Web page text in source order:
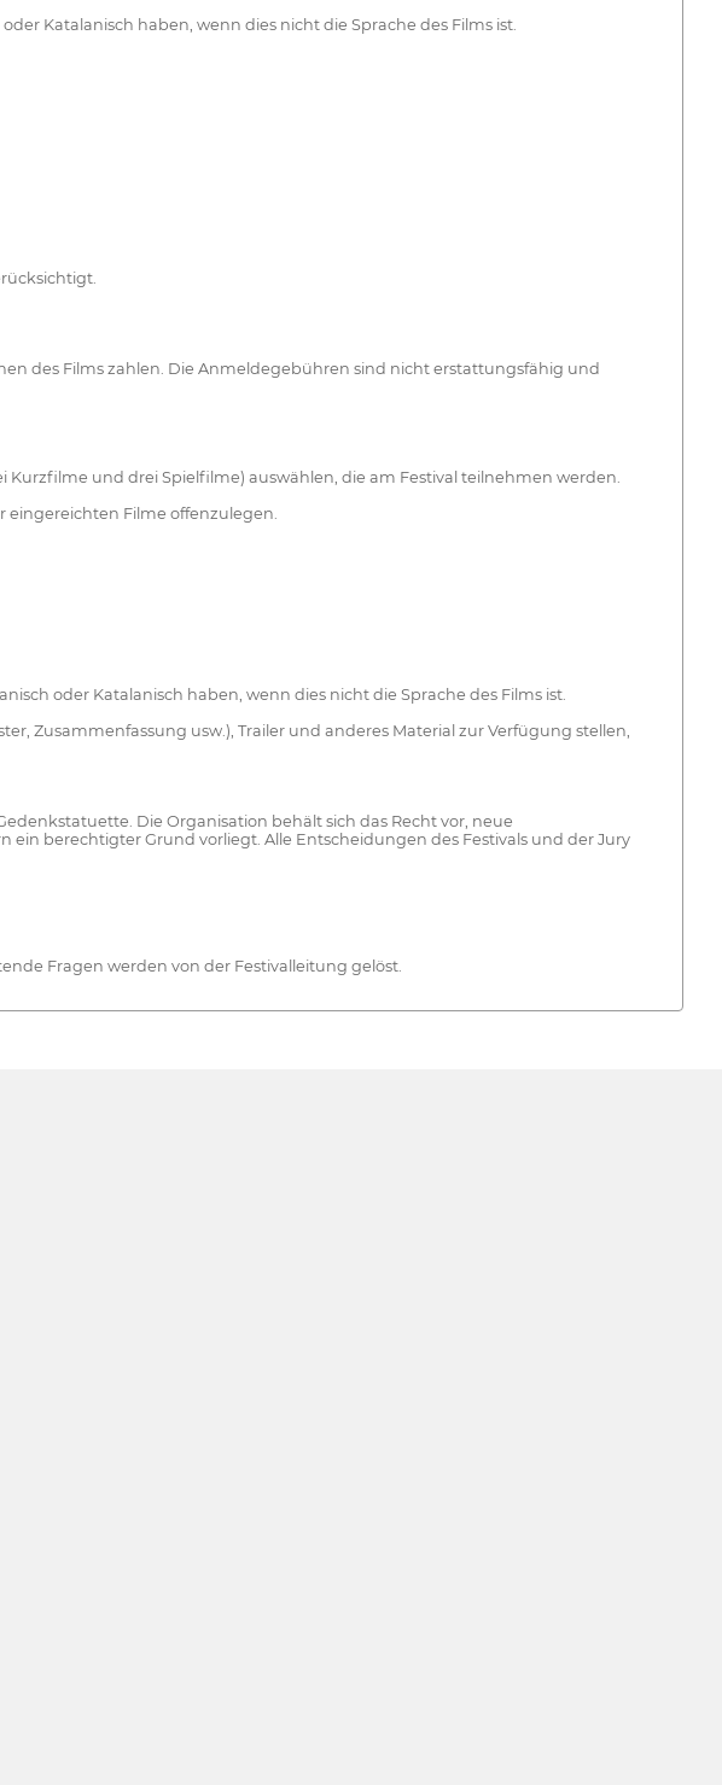
Katalanisch haben, wenn dies nicht die Sprache des Films ist.
des Films zahlen. Die Anmeldegebühren sind nicht erstattungsfähig und
und drei Spielfilme) auswählen, die am Festival teilnehmen werden.
eingereichten Filme offenzulegen.
oder Katalanisch haben, wenn dies nicht die Sprache des Films ist.
Zusammenfassung usw.), Trailer und anderes Material zur Verfügung stellen,
Die Organisation behält sich das Recht vor, neue
berechtigter Grund vorliegt. Alle Entscheidungen des Festivals und der Jury
Fragen werden von der Festivalleitung gelöst.